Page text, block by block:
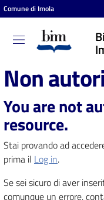
Vai al contenuto
Vai alla navigazione
Vai al footer
Comune di Imola
Biblioteca
comunale
di Imola
Entra
Cosa
puoi
Non
You are not
resource.
Stai provando ad
prima il Log in.
Se sei sicuro di aver
comunque un errore,